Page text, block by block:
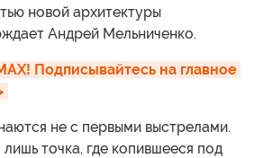
новой архитектуры
Андрей Мельниченко.
Подписывайтесь на главное
не с первыми выстрелами.
точка, где копившееся под